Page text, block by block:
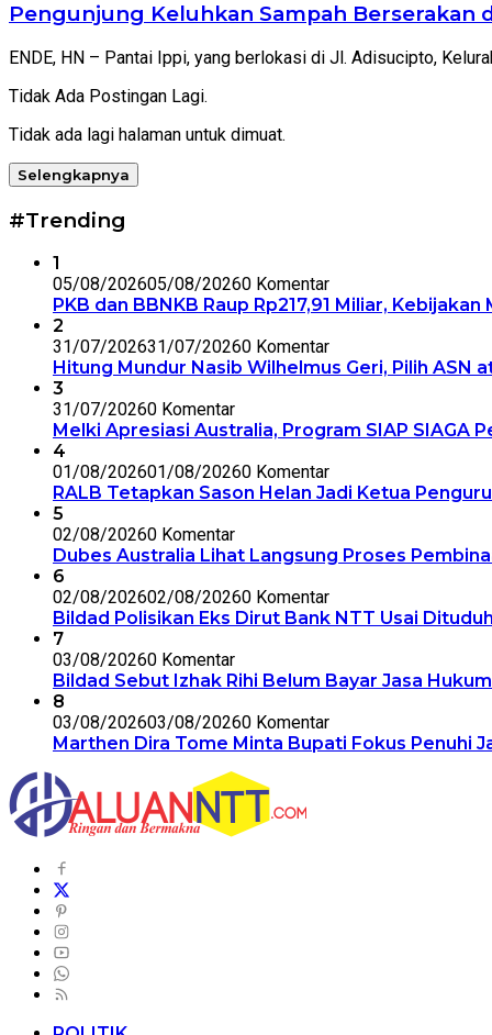
Pengunjung Keluhkan Sampah Berserakan
ENDE, HN – Pantai Ippi, yang berlokasi di Jl. Adisucipto,
Tidak Ada Postingan Lagi.
Tidak ada lagi halaman untuk dimuat.
Selengkapnya
#Trending
1
05/08/202605/08/20260 Komentar
PKB dan BBNKB Raup Rp217,91 Miliar,
2
31/07/202631/07/20260 Komentar
Hitung Mundur Nasib Wilhelmus Geri, Pilih ASN
3
31/07/20260 Komentar
Melki Apresiasi Australia, Program SIAP SIAGA
4
01/08/202601/08/20260 Komentar
RALB Tetapkan Sason Helan Jadi Ketua
5
02/08/20260 Komentar
Dubes Australia Lihat Langsung Proses
6
02/08/202602/08/20260 Komentar
Bildad Polisikan Eks Dirut Bank NTT Usai
7
03/08/20260 Komentar
Bildad Sebut Izhak Rihi Belum Bayar Jasa
8
03/08/202603/08/20260 Komentar
Marthen Dira Tome Minta Bupati Fokus Penuhi